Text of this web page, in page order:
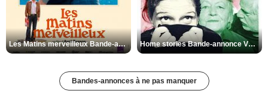
Les Matins merveilleux Bande-annonce VF Home stories Bande-annonce VO STFR
Bandes-annonces à ne pas manquer